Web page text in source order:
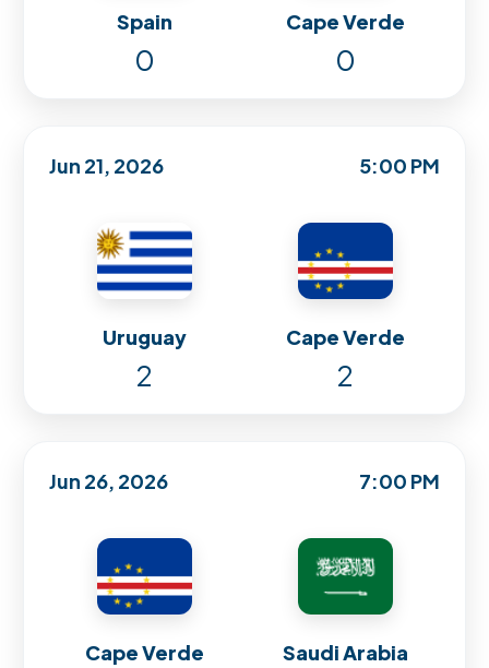
Spain Cape Verde
0 0
Jun 21, 2026 5:00 PM
Uruguay Cape Verde
2 2
Jun 26, 2026 7:00 PM
Cape Verde Saudi Arabia